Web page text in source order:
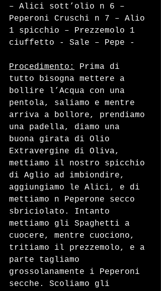
– Alici sott’olio n 6 –
Peperoni Cruschi n 7 – Alio
1 spicchio – Prezzemolo 1
ciuffetto - Sale – Pepe -
Procedimento:
Prima di
tutto bisogna mettere a
bollire l’Acqua con una
pentola, saliamo e mentre
arriva a bollore, prendiamo
una padella, diamo una
buona girata di Olio
Extravergine di Oliva,
mettiamo il nostro spicchio
di Aglio ad imbiondire,
aggiungiamo le Alici, e di
mettiamo n Peperone secco
sbriciolato. Intanto
mettiamo gli Spaghetti a
cuocere, mentre cuociono,
tritiamo il prezzemolo, e a
parte tagliamo
grossolanamente i Peperoni
secche. Scoliamo gli